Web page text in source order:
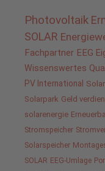
Photovoltaik
SOLAR
Fachpartner EEG
Wissenswertes
PV International
Solarpark Geld
solarenergie
Stromspeicher
Solarspeicher
SOLAR EEG-Umlage